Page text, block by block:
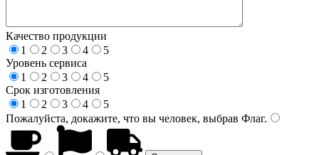
Качество продукции
1
2 3 4
5
Уровень сервиса
1
2 3 4
5
Срок изготовления
1
2 3 4
5
Пожалуйста, докажите, что вы человек, выбрав Флаг.